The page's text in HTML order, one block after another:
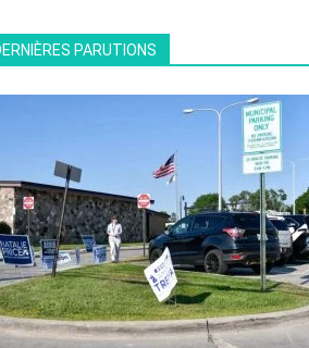
PARUTIONS